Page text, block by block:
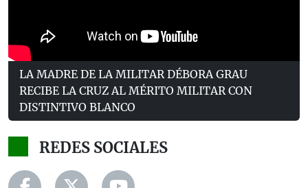
LA MADRE DE LA MILITAR DÉBORA GRAU
RECIBE LA CRUZ AL MÉRITO MILITAR CON
DISTINTIVO BLANCO
REDES SOCIALES